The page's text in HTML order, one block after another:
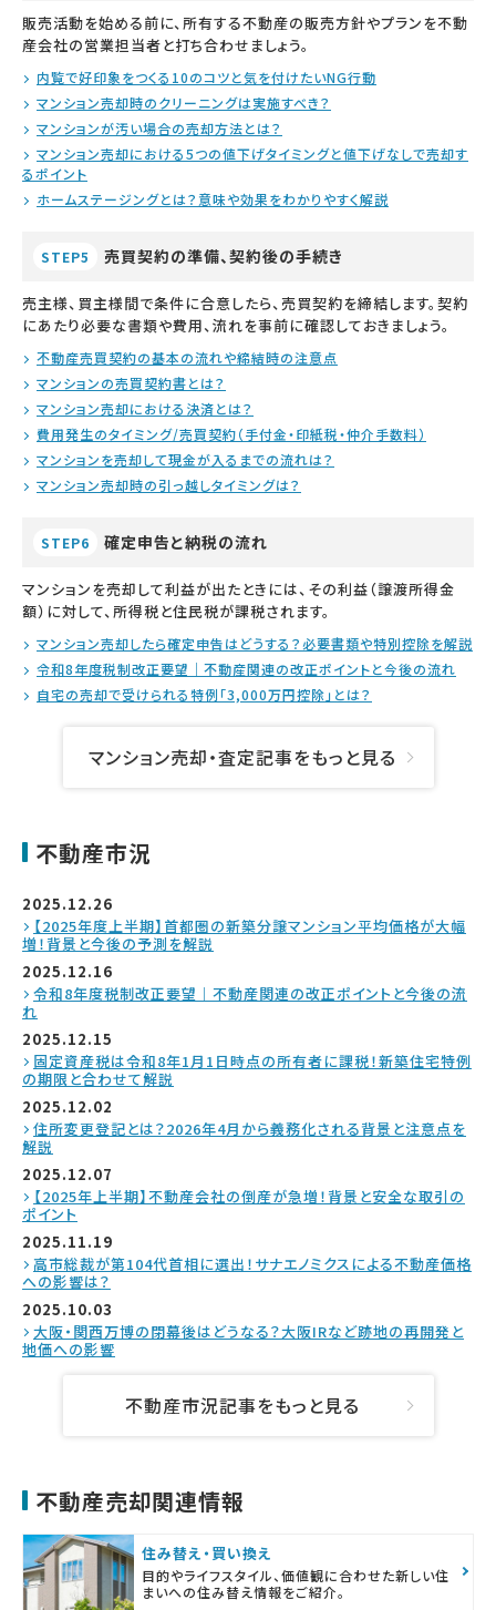
販売活動を始める前に、所有する不動産の販売方針やプランを不動
産会社の営業担当者と打ち合わせましょう。
内覧で好印象をつくる10のコツと気を付けたいNG行動
マンション売却時のクリーニングは実施すべき？
マンションが汚い場合の売却方法とは？
マンション売却における5つの値下げタイミングと値下げなしで売却す
るポイント
ホームステージングとは？意味や効果をわかりやすく解説
STEP5 売買契約の準備、契約後の手続き
売主様、買主様間で条件に合意したら、売買契約を締結します。契約
にあたり必要な書類や費用、流れを事前に確認しておきましょう。
不動産売買契約の基本の流れや締結時の注意点
マンションの売買契約書とは？
マンション売却における決済とは？
費用発生のタイミング/売買契約（手付金・印紙税・仲介手数料）
マンションを売却して現金が入るまでの流れは？
マンション売却時の引っ越しタイミングは？
STEP6 確定申告と納税の流れ
マンションを売却して利益が出たときには、その利益（譲渡所得金
額）に対して、所得税と住民税が課税されます。
マンション売却したら確定申告はどうする？必要書類や特別控除を解説
令和8年度税制改正要望｜不動産関連の改正ポイントと今後の流れ
自宅の売却で受けられる特例「3,000万円控除」とは？
マンション売却・査定記事をもっと見る
不動産市況
2025.12.26
【2025年度上半期】首都圏の新築分譲マンション平均価格が大幅
増！背景と今後の予測を解説
2025.12.16
令和8年度税制改正要望｜不動産関連の改正ポイントと今後の流
れ
2025.12.15
固定資産税は令和8年1月1日時点の所有者に課税！新築住宅特例
の期限と合わせて解説
2025.12.02
住所変更登記とは？2026年4月から義務化される背景と注意点を
解説
2025.12.07
【2025年上半期】不動産会社の倒産が急増！背景と安全な取引の
ポイント
2025.11.19
高市総裁が第104代首相に選出！サナエノミクスによる不動産価格
への影響は？
2025.10.03
大阪・関西万博の閉幕後はどうなる？大阪IRなど跡地の再開発と
地価への影響
不動産市況記事をもっと見る
不動産売却関連情報
住み替え・買い換え
目的やライフスタイル、価値観に合わせた新しい住
まいへの住み替え情報をご紹介。